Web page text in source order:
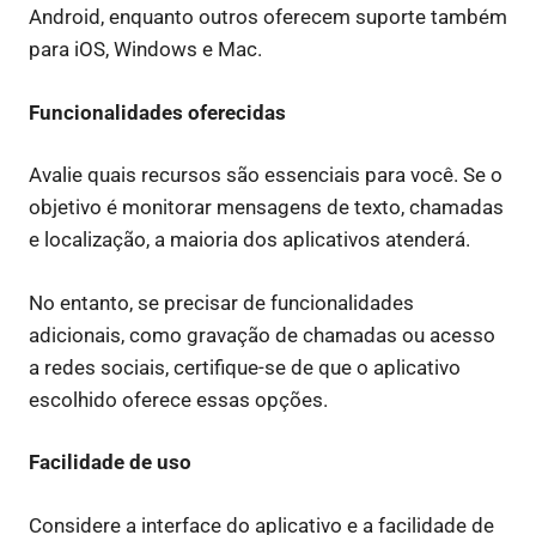
Android, enquanto outros oferecem suporte também
para iOS, Windows e Mac.
Funcionalidades oferecidas
Avalie quais recursos são essenciais para você. Se o
objetivo é monitorar mensagens de texto, chamadas
e localização, a maioria dos aplicativos atenderá.
No entanto, se precisar de funcionalidades
adicionais, como gravação de chamadas ou acesso
a redes sociais, certifique-se de que o aplicativo
escolhido oferece essas opções.
Facilidade de uso
Considere a interface do aplicativo e a facilidade de